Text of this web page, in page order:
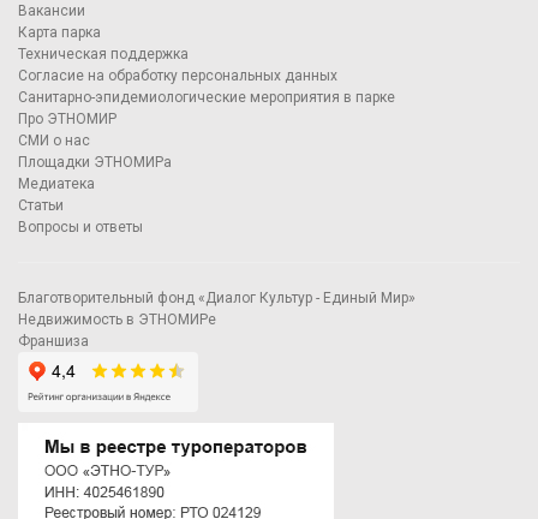
Вакансии
Карта парка
Техническая поддержка
Согласие на обработку персональных данных
Санитарно-эпидемиологические мероприятия в парке
Про ЭТНОМИР
СМИ о нас
Площадки ЭТНОМИРа
Медиатека
Статьи
Вопросы и ответы
Благотворительный фонд «Диалог Культур - Единый Мир»
Недвижимость в ЭТНОМИРе
Франшиза